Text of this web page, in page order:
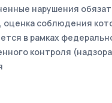
нарушения
оценка соблюдения
в рамках
контроля